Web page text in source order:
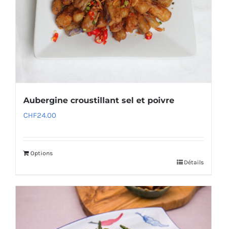
Aubergine croustillant sel et poivre
CHF24.00
Options
Détails